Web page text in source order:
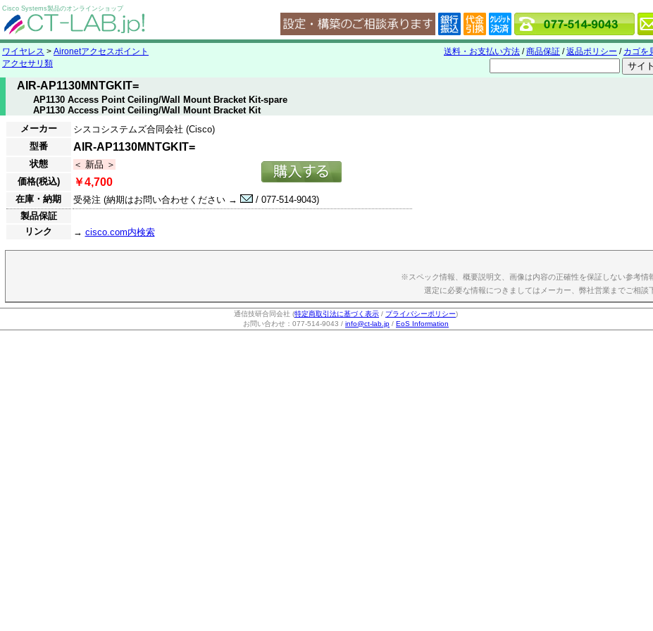
Cisco Systems製品のオンラインショップ
ワイヤレス > Aironetアクセスポイント
アクセサリ類
送料・お支払い方法 /商品保証 /返品ポリシー / カゴを
AIR-AP1130MNTGKIT=
AP1130 Access Point Ceiling/Wall Mount Bracket Kit-spare
AP1130 Access Point Ceiling/Wall Mount Bracket Kit
メーカー
シスコシステムズ合同会社 (Cisco)
型番
AIR-AP1130MNTGKIT=
状態
＜ 新品 ＞
価格(税込)
￥4,700
在庫・納期 受発注 (納期はお問い合わせください →
/ 077-514-9043)
製品保証
リンク
→ cisco.com内検索
※スペック情報、概要説明文、画像は内容の正確性を保証しない参考情
選定に必要な情報につきましてはメーカー、弊社営業までご相談
通信技研合同会社 (特定商取引法に基づく表示 / プライバシーポリシー)
お問い合わせ：077-514-9043 / info@ct-lab.jp / EoS Information